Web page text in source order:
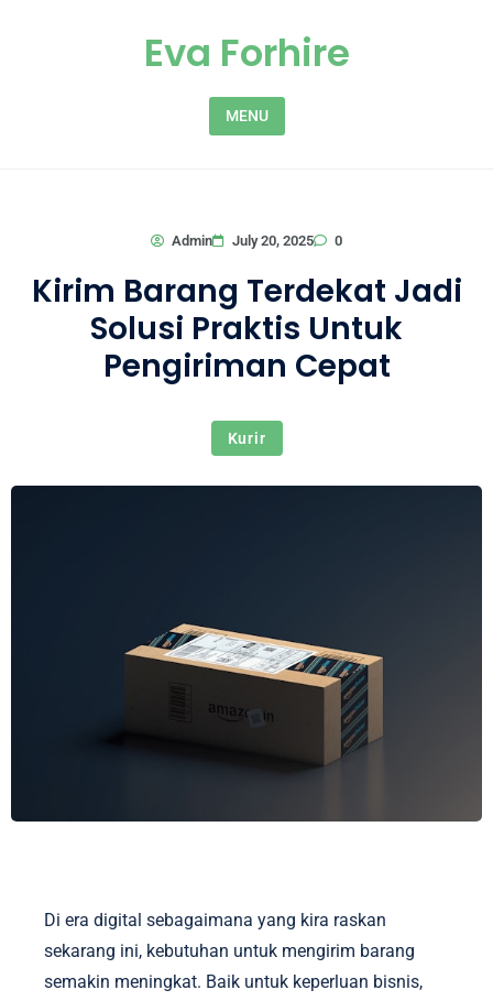
Eva Forhire
MENU
Admin July 20, 2025 0
Kirim Barang Terdekat Jadi
Solusi Praktis Untuk
Pengiriman Cepat
Kurir
Di era digital sebagaimana yang kira raskan
sekarang ini, kebutuhan untuk mengirim barang
semakin meningkat. Baik untuk keperluan bisnis,